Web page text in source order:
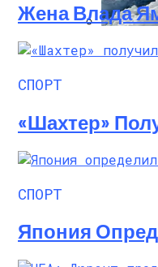
Жена Влада
СПОРТ
«Шахтер»
СПОРТ
Япония